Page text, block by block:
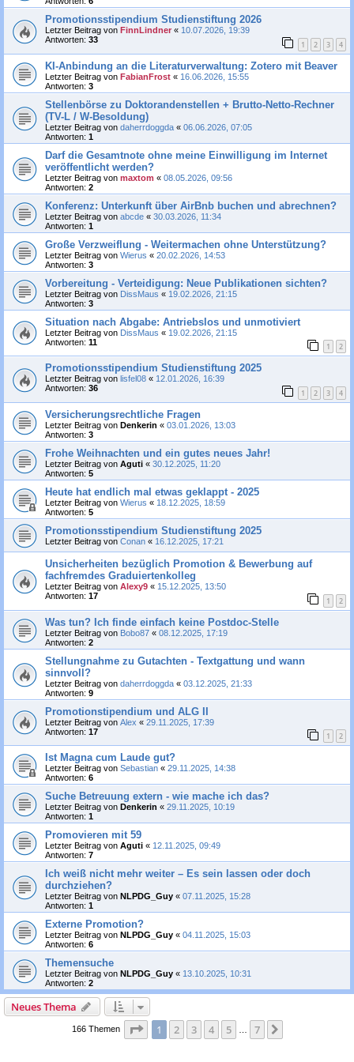
Promotionsstipendium Studienstiftung 2026
Letzter Beitrag von FinnLindner « 10.07.2026, 19:39
Antworten: 33 1 2 3 4
KI-Anbindung an die Literaturverwaltung: Zotero mit Beaver
Letzter Beitrag von FabianFrost « 16.06.2026, 15:55
Antworten: 3
Stellenbörse zu Doktorandenstellen + Brutto-Netto-Rechner
(TV-L / W-Besoldung)
Letzter Beitrag von daherrdoggda « 06.06.2026, 07:05
Antworten: 1
Darf die Gesamtnote ohne meine Einwilligung im Internet
veröffentlicht werden?
Letzter Beitrag von maxtom « 08.05.2026, 09:56
Antworten: 2
Konferenz: Unterkunft über AirBnb buchen und abrechnen?
Letzter Beitrag von abcde « 30.03.2026, 11:34
Antworten: 1
Große Verzweiflung - Weitermachen ohne Unterstützung?
Letzter Beitrag von Wierus « 20.02.2026, 14:53
Antworten: 3
Vorbereitung - Verteidigung: Neue Publikationen sichten?
Letzter Beitrag von DissMaus « 19.02.2026, 21:15
Antworten: 3
Situation nach Abgabe: Antriebslos und unmotiviert
Letzter Beitrag von DissMaus « 19.02.2026, 21:15
Antworten: 11 1 2
Promotionsstipendium Studienstiftung 2025
Letzter Beitrag von lisfel08 « 12.01.2026, 16:39
Antworten: 36 1 2 3 4
Versicherungsrechtliche Fragen
Letzter Beitrag von Denkerin « 03.01.2026, 13:03
Antworten: 3
Frohe Weihnachten und ein gutes neues Jahr!
Letzter Beitrag von Aguti « 30.12.2025, 11:20
Antworten: 5
Heute hat endlich mal etwas geklappt - 2025
Letzter Beitrag von Wierus « 18.12.2025, 18:59
Antworten: 5
Promotionsstipendium Studienstiftung 2025
Letzter Beitrag von Conan « 16.12.2025, 17:21
Unsicherheiten bezüglich Promotion & Bewerbung auf
fachfremdes Graduiertenkolleg
Letzter Beitrag von Alexy9 « 15.12.2025, 13:50
Antworten: 17 1 2
Was tun? Ich finde einfach keine Postdoc-Stelle
Letzter Beitrag von Bobo87 « 08.12.2025, 17:19
Antworten: 2
Stellungnahme zu Gutachten - Textgattung und wann
sinnvoll?
Letzter Beitrag von daherrdoggda « 03.12.2025, 21:33
Antworten: 9
Promotionstipendium und ALG II
Letzter Beitrag von Alex « 29.11.2025, 17:39
Antworten: 17 1 2
Ist Magna cum Laude gut?
Letzter Beitrag von Sebastian « 29.11.2025, 14:38
Antworten: 6
Suche Betreuung extern - wie mache ich das?
Letzter Beitrag von Denkerin « 29.11.2025, 10:19
Antworten: 1
Promovieren mit 59
Letzter Beitrag von Aguti « 12.11.2025, 09:49
Antworten: 7
Ich weiß nicht mehr weiter – Es sein lassen oder doch
durchziehen?
Letzter Beitrag von NLPDG_Guy « 07.11.2025, 15:28
Antworten: 1
Externe Promotion?
Letzter Beitrag von NLPDG_Guy « 04.11.2025, 15:03
Antworten: 6
Themensuche
Letzter Beitrag von NLPDG_Guy « 13.10.2025, 10:31
Antworten: 2
Neues Thema
166 Themen Seite 1von
1 2 3 4 5 7